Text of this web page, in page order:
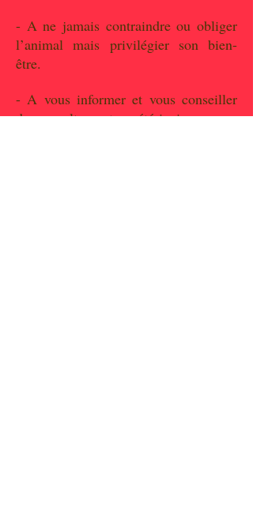
- A ne jamais contraindre ou obliger
l’animal mais privilégier son bien-
être.
- A vous informer et vous conseiller
de consulter votre vétérinaire en cas